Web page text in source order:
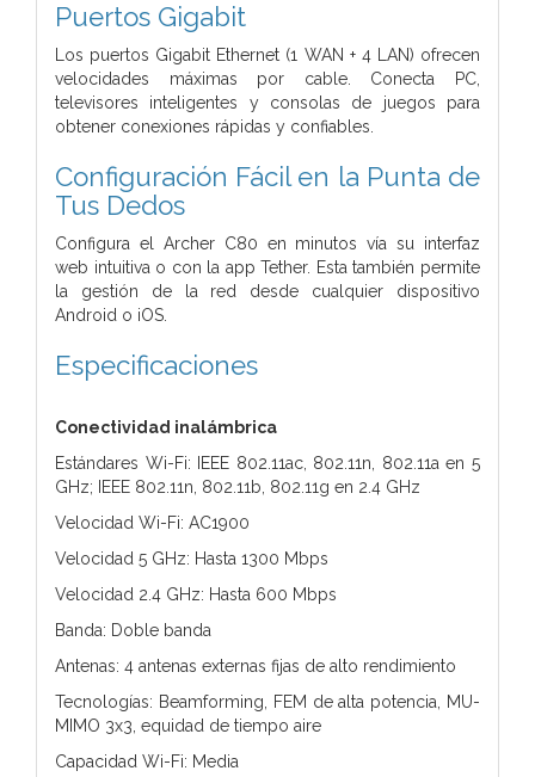
Puertos Gigabit
Los puertos Gigabit Ethernet (1 WAN + 4 LAN) ofrecen
velocidades máximas por cable. Conecta PC,
televisores inteligentes y consolas de juegos para
obtener conexiones rápidas y confiables.
Configuración Fácil en la Punta de
Tus Dedos
Configura el Archer C80 en minutos vía su interfaz
web intuitiva o con la app Tether. Esta también permite
la gestión de la red desde cualquier dispositivo
Android o iOS.
Especificaciones
Conectividad inalámbrica
Estándares Wi-Fi: IEEE 802.11ac, 802.11n, 802.11a en 5
GHz; IEEE 802.11n, 802.11b, 802.11g en 2.4 GHz
Velocidad Wi-Fi: AC1900
Velocidad 5 GHz: Hasta 1300 Mbps
Velocidad 2.4 GHz: Hasta 600 Mbps
Banda: Doble banda
Antenas: 4 antenas externas fijas de alto rendimiento
Tecnologías: Beamforming, FEM de alta potencia, MU-
MIMO 3x3, equidad de tiempo aire
Capacidad Wi-Fi: Media